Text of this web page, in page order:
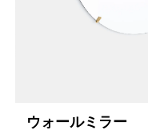
ウォールミラー